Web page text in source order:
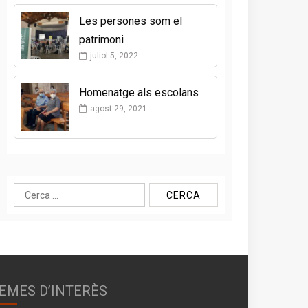
Les persones som el
patrimoni
juliol 5, 2022
Homenatge als escolans
agost 29, 2021
Cerca:
D’INTERÈS